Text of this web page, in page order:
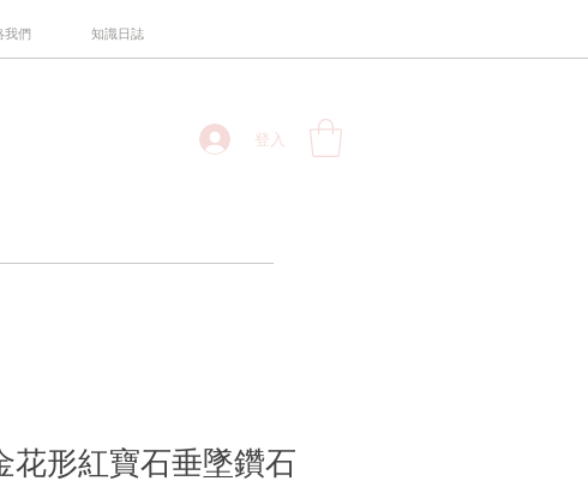
我們 知識日誌
登入
花形紅寶石垂墜鑽石